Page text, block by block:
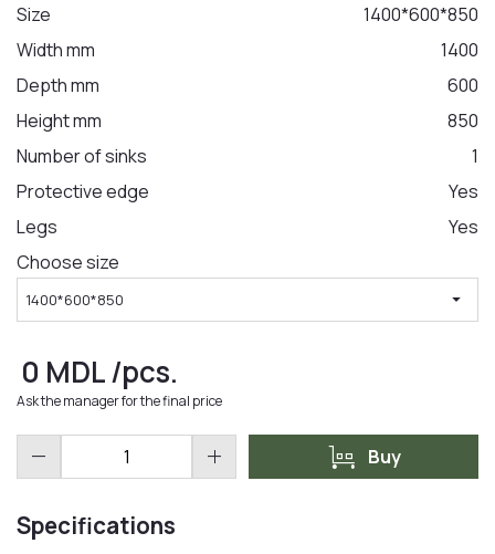
Size
1400*600*850
Width mm
1400
Depth mm
600
Height mm
850
Number of sinks
1
Protective edge
Yes
Legs
Yes
Choose size
1400*600*850 arrow_drop_down
0 MDL/pcs.
Ask the manager for the final price
remove add trolley Buy
Specifications